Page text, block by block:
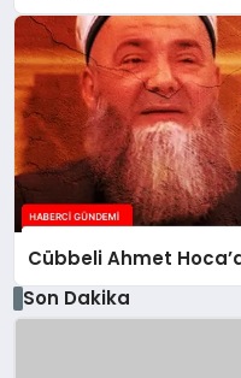
Cübbeli Ahmet
Son Dakika